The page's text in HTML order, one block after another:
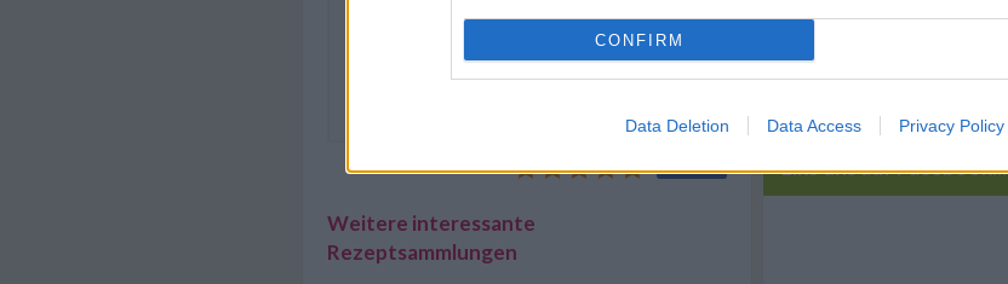
CONFIRM
Data Deletion Data Access Privacy Policy
ausprobieren und variieren. Auch die Früchte
können nach Belieben ausgetauscht werden.
Weitere interessante
Rezeptsammlungen
Like uns auf Facebook...